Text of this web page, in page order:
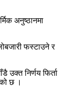
अनुष्ठानमा
फस्टाउने र
उक्त निर्णय फिर्ता
छ ।